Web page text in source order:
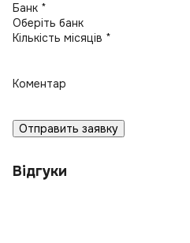
Банк *
Кількість місяців *
Коментар
Отправить заявку
Відгуки